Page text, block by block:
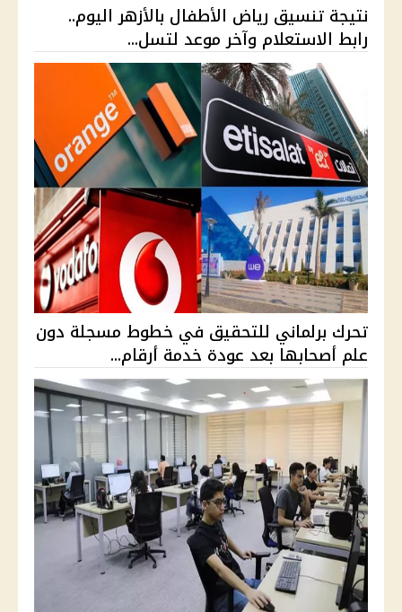
نتيجة تنسيق رياض الأطفال بالأزهر اليوم..
رابط الاستعلام وآخر موعد لتسل...
تحرك برلماني للتحقيق في خطوط مسجلة دون
علم أصحابها بعد عودة خدمة أرقام...